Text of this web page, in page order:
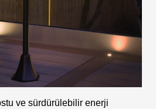
ve sürdürülebilir enerji